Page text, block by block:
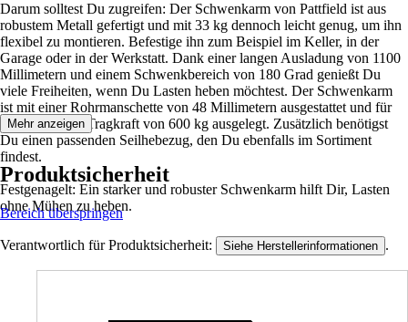
Darum solltest Du zugreifen: Der Schwenkarm von Pattfield ist aus
robustem Metall gefertigt und mit 33 kg dennoch leicht genug, um ihn
flexibel zu montieren. Befestige ihn zum Beispiel im Keller, in der
Garage oder in der Werkstatt. Dank einer langen Ausladung von 1100
Millimetern und einem Schwenkbereich von 180 Grad genießt Du
viele Freiheiten, wenn Du Lasten heben möchtest. Der Schwenkarm
ist mit einer Rohrmanschette von 48 Millimetern ausgestattet und für
eine maximale Tragkraft von 600 kg ausgelegt. Zusätzlich benötigst
Du einen passenden Seilhebezug, den Du ebenfalls im Sortiment
findest.
Festgenagelt: Ein starker und robuster Schwenkarm hilft Dir, Lasten
ohne Mühen zu heben.
Mehr anzeigen
Produktsicherheit
Bereich überspringen
Verantwortlich für Produktsicherheit: Siehe Herstellerinformationen .